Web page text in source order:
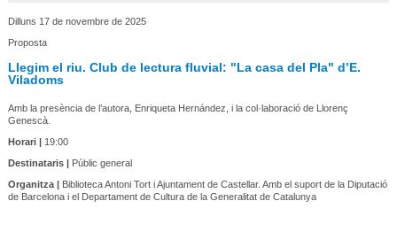
Dilluns 17 de novembre de 2025
Proposta
Llegim el riu. Club de lectura fluvial: "La casa del Pla" d’E.
Viladoms
Amb la presència de l’autora, Enriqueta Hernández, i la col·laboració de Llorenç
Genescà.
Horari |19:00
Destinataris |Públic general
Organitza |Biblioteca Antoni Tort i Ajuntament de Castellar. Amb el suport de la Diputació
de Barcelona i el Departament de Cultura de la Generalitat de Catalunya